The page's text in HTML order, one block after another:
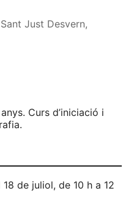
Just Desvern,
Curs d’iniciació i
de juliol, de 10 h a 12